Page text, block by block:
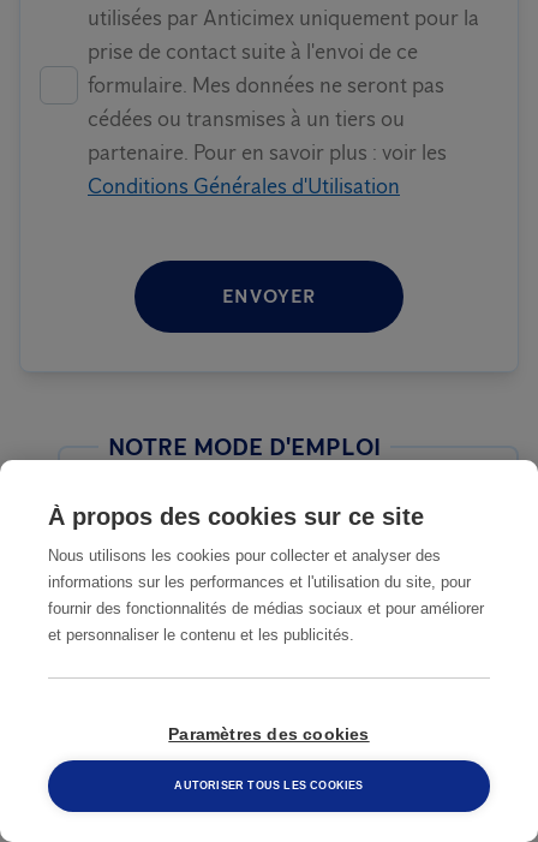
utilisées par Anticimex uniquement pour la
prise de contact suite à l'envoi de ce
formulaire. Mes données ne seront pas
cédées ou transmises à un tiers ou
partenaire. Pour en savoir plus : voir les
Conditions Générales d'Utilisation
ENVOYER
NOTRE MODE D'EMPLOI
1
Vous remplissez le formulaire de
contact
2
Nous prenons contact avec vous
dès que possible
3
Notre expert fait une analyse de
votre situation et prépare une
offre de prix sans engagement
À propos des cookies sur ce site
Nous utilisons les cookies pour collecter et analyser des
informations sur les performances et l'utilisation du site, pour
fournir des fonctionnalités de médias sociaux et pour améliorer
et personnaliser le contenu et les publicités.
Paramètres des cookies
AUTORISER TOUS LES COOKIES